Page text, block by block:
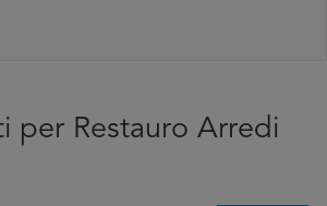
per Restauro Arredi